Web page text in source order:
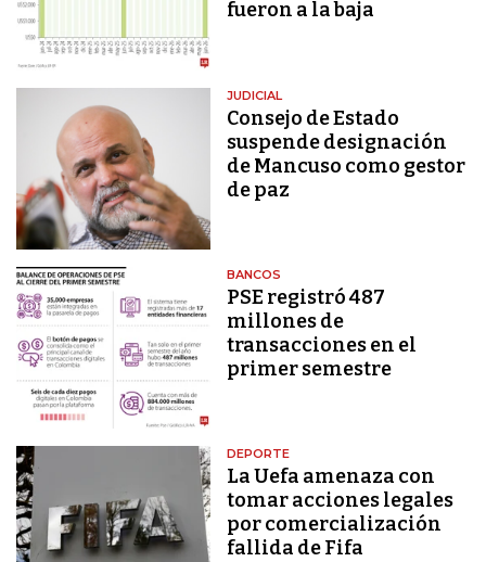
fueron a la baja
JUDICIAL
Consejo de Estado
suspende designación
de Mancuso como gestor
de paz
BANCOS
PSE registró 487
millones de
transacciones en el
primer semestre
DEPORTE
La Uefa amenaza con
tomar acciones legales
por comercialización
fallida de Fifa